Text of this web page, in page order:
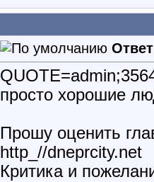
просто хорошие
Прошу оценить
http_//dneprcity.net
Критика и